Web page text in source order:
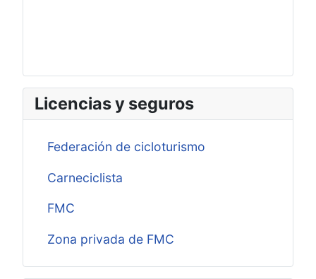
Licencias y seguros
Federación de cicloturismo
Carneciclista
FMC
Zona privada de FMC